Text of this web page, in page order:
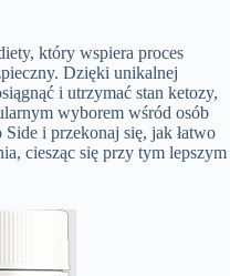
który wspiera proces
Dzięki unikalnej
i utrzymać stan ketozy,
wyborem wśród osób
i przekonaj się, jak łatwo
ciesząc się przy tym lepszym